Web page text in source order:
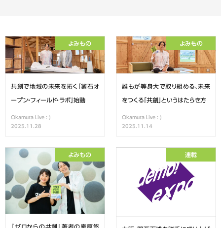
よみもの
共創で地域の未来を拓く「釜石オ
ープン・フィールド・ラボ」始動
Okamura Live : )
2025.11.28
よみもの
誰もが等身大で取り組める、未来
をつくる「共創」というはたらき方
Okamura Live : )
2025.11.14
よみもの
『ゼロからの共創』著者の庵原悠
連載